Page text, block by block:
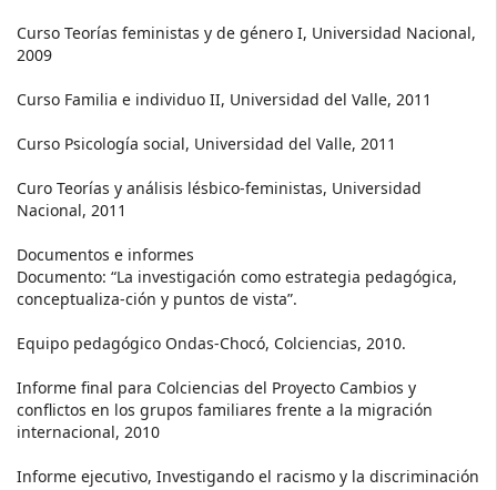
Curso Teorías feministas y de género I, Universidad Nacional,
2009
Curso Familia e individuo II, Universidad del Valle, 2011
Curso Psicología social, Universidad del Valle, 2011
Curo Teorías y análisis lésbico-feministas, Universidad
Nacional, 2011
Documentos e informes
Documento: “La investigación como estrategia pedagógica,
conceptualiza-ción y puntos de vista”.
Equipo pedagógico Ondas-Chocó, Colciencias, 2010.
Informe final para Colciencias del Proyecto Cambios y
conflictos en los grupos familiares frente a la migración
internacional, 2010
Informe ejecutivo, Investigando el racismo y la discriminación